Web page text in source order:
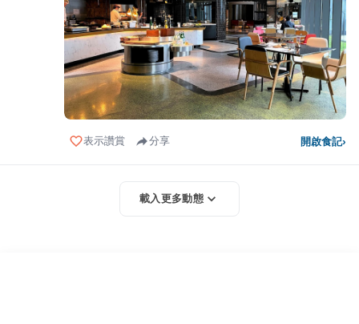
表示讚賞 分享 開啟食記›
載入更多動態